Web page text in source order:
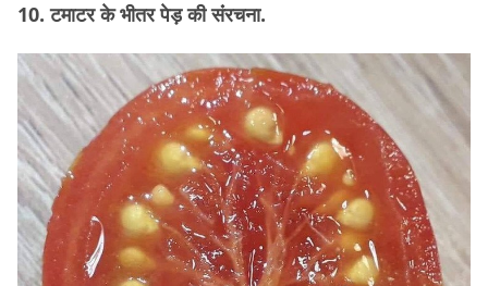
10. टमाटर के भीतर पेड़ की संंरचना.